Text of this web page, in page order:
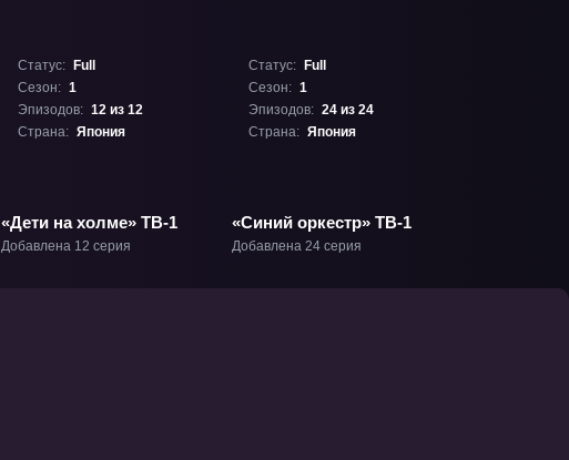
Статус:
Full
Сезон: 1
Эпизодов: 12 из 12
Страна: Япония
«Дети на холме» ТВ-1
Добавлена 12 серия
Статус:
Full
Сезон: 1
Эпизодов: 24 из 24
Страна: Япония
«Синий оркестр» ТВ-1
Добавлена 24 серия